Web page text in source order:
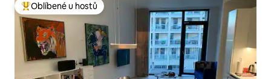
Nejlepší v kategorii Oblíbené u hostů
Oblíbené u hostů